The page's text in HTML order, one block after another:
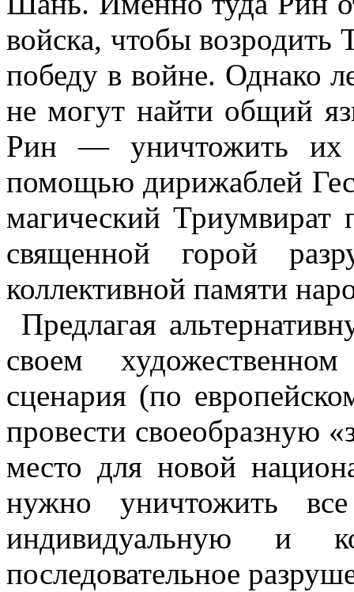
войска, чтобы
победу в войне. Однако
не могут найти общий
Рин — уничтожить их
помощью дирижаблей
магический Триумвират
священной горой
коллективной памяти
Предлагая
своем
сценария (по
провести своеобразную
место для новой
нужно уничтожить
индивидуальную и
последовательное